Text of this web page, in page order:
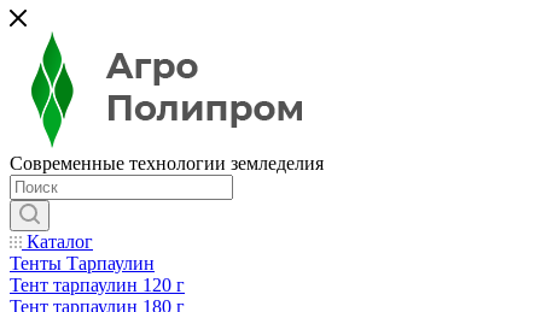
Современные технологии земледелия
Каталог
Тенты Тарпаулин
Тент тарпаулин 120 г
Тент тарпаулин 180 г